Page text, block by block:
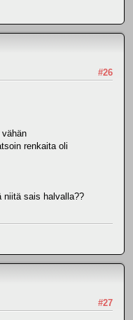
#26
renkaita oli
niitä sais halvalla??
#27